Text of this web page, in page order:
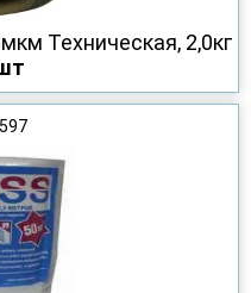
Техническая, 2,0кг